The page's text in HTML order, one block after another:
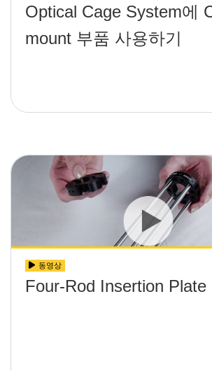
Optical Cage System에
mount 부품 사용하기
동영상
Four-Rod Insertion Plate